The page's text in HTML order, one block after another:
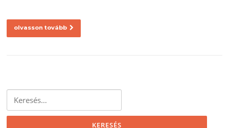
olvasson tovább